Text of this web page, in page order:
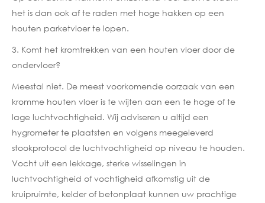
het is dan ook af te raden met hoge hakken op een
houten parketvloer te lopen.
3. Komt het kromtrekken van een houten vloer door de
ondervloer?
Meestal niet. De meest voorkomende oorzaak van een
kromme houten vloer is te wijten aan een te hoge of te
lage luchtvochtigheid. Wij adviseren u altijd een
hygrometer te plaatsten en volgens meegeleverd
stookprotocol de luchtvochtigheid op niveau te houden.
Vocht uit een lekkage, sterke wisselingen in
luchtvochtigheid of vochtigheid afkomstig uit de
kruipruimte, kelder of betonplaat kunnen uw prachtige